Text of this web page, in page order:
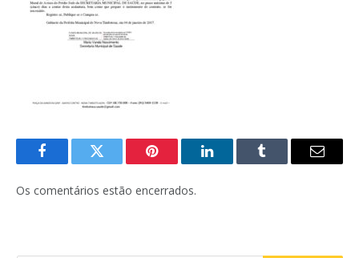
FacebookTwitter Pinterest LinkedInTumblr
E-
Os comentários estão encerrados.